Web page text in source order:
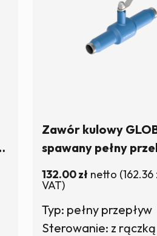
Zawór kulowy
spawany pełny
PN40 z rączką | W
132.00zł netto (162.36
VAT)
Typ: pełny przepływ
Sterowanie: z rączką